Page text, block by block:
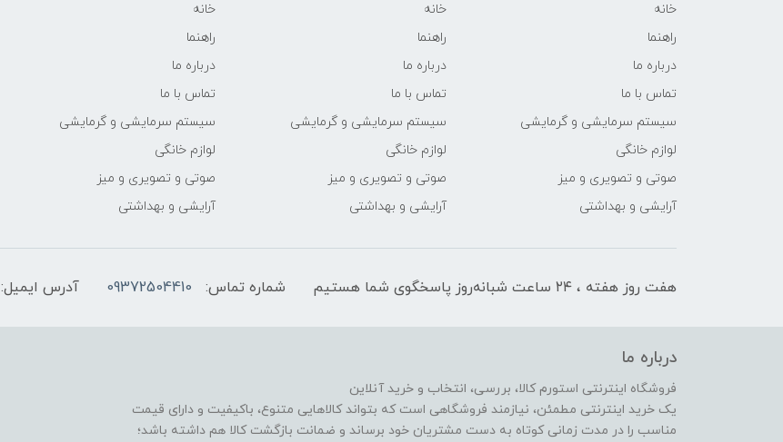
خانه
راهنما
درباره ما
تماس با ما
سیستم سرمایشی و گرمایشی
لوازم خانگی
صوتی و تصویری و میز
آرایشی و بهداشتی
خانه
راهنما
درباره ما
تماس با ما
سیستم سرمایشی و گرمایشی
لوازم خانگی
صوتی و تصویری و میز
آرایشی و بهداشتی
خانه
راهنما
درباره ما
تماس با ما
سیستم سرمایشی و گرمایشی
لوازم خانگی
صوتی و تصویری و میز
آرایشی و بهداشتی
هفت روز هفته ، ۲۴ ساعت شبانه‌روز پاسخگوی شما هستیم شماره تماس: 09372504410 آدرس ایمیل:
درباره ما
فروشگاه اینترنتی استورم کالا، بررسی، انتخاب و خرید آنلاین
یک خرید اینترنتی مطمئن، نیازمند فروشگاهی است که بتواند کالاهایی متنوع، باکیفیت و دارای قیمت
مناسب را در مدت زمانی کوتاه به دست مشتریان خود برساند و ضمانت بازگشت کالا هم داشته باشد؛